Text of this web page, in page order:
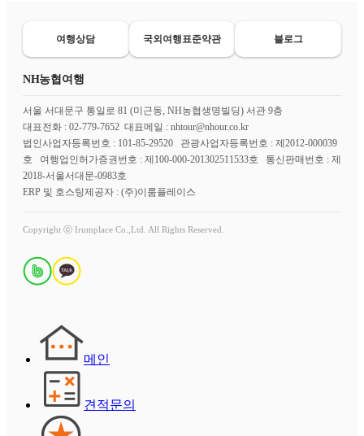
여행상담 국외여행표준약관 블로그
NH농협여행
서울 서대문구 통일로 81 (미근동, NH농협생명빌딩) 서관 9층
대표전화 : 02-779-7652 대표메일 : nhtour@nhour.co.kr
법인사업자등록번호 : 101-85-29520 관광사업자등록번호 : 제2012-000039
호 여행업인허가증권번호 : 제100-000-201302511533호 통신판매번호 : 제
2018-서울서대문-0983호
ERP 및 호스팅제공자 : (주)이룸플레이스
Copyright ⓒ Irumplace Co.,Ltd. All Rights Reserved.
메인
견적문의